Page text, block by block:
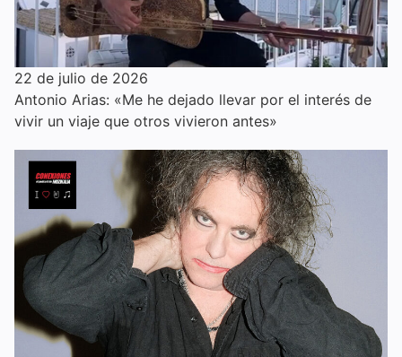
22 de julio de 2026
Antonio Arias: «Me he dejado llevar por el interés de
vivir un viaje que otros vivieron antes»